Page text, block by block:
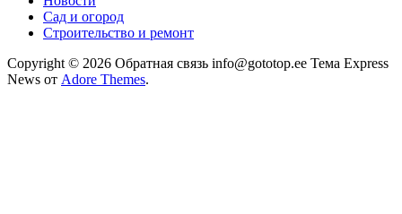
Сад и огород
Строительство и ремонт
Copyright © 2026 Обратная связь info@gototop.ee Тема Express
News от Adore Themes.